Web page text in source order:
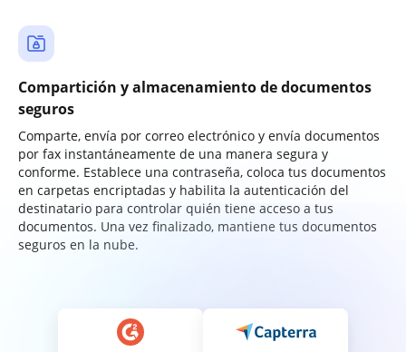
Compartición y almacenamiento de documentos
seguros
Comparte, envía por correo electrónico y envía documentos
por fax instantáneamente de una manera segura y
conforme. Establece una contraseña, coloca tus documentos
en carpetas encriptadas y habilita la autenticación del
destinatario para controlar quién tiene acceso a tus
documentos. Una vez finalizado, mantiene tus documentos
seguros en la nube.